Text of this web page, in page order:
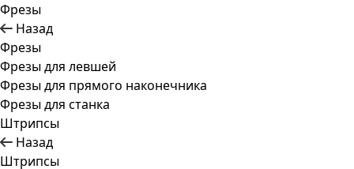
Фрезы
Назад
Фрезы
Фрезы для левшей
Фрезы для прямого наконечника
Фрезы для станка
Штрипсы
Назад
Штрипсы